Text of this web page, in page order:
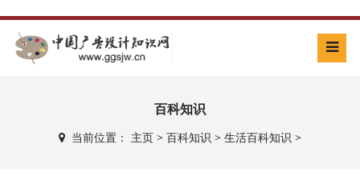
百科知识
当前位置： 主页> 百科知识 > 生活百科知识 >